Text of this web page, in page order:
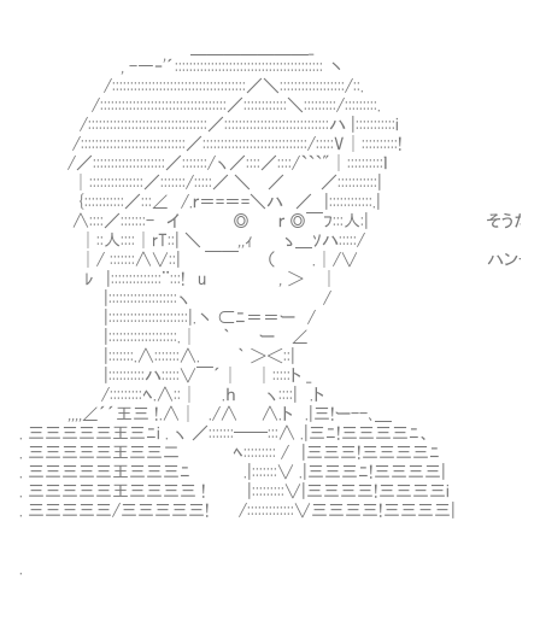
, -―‐'´::::::::::::::::::::::::::::::::::::::::: 丶
/:::::::::::::::::::::::::::::::::::::／＼::::::::::::::::::/::.
/:::::::::::::::::::::::::::::::::::／::::::::::::＼:::::::::/:::::::::.
/:::::::::::::::::::::::::::::::::／:::::::::::::::::::::::::::::ハ |:::::::::::i
/:::::::::::::::::::::::::::::／:::::::::::::::::::::::::::::/:::::V│::::::::::!
/／::::::::::::::::::::／:::::::/ヽ／::::／::::/```"│::::::::::ｌ
│:::::::::::::::／:::::::/:::::／ ＼ ／ ／:::::::::::|
{:::::::::::／:::∠ /.ｒ＝=＝=＼ハ ／ |::::::::::::.|
∧::::／:::::::- イ ◎ ｒ ◎￣ﾌ:::人:| そうだな、質の悪
│::人::::│rT::| ＼ ,,ｨ ゝ＿ｿハ:::::/
│/ :::::::∧∨::| ￣￣ （ .│/∨ ハンチョウの言って
ﾚ |::::::::::::::¨:::! u , ＞ │
|:::::::::::::::::::ヽ /
|::::::::::::::::::::::|.丶 ⊂ﾆ＝＝ー /
|:::::::::::::::::::.│ ｀ ー ∠
|:::::::.∧:::::::∧. ｀ ＞＜::|
|::::::::::ハ:::::∨￣´│ │:::::ト _
/:::::::::ﾍ.∧::│ .ｈ ヽ::::| .ト
,,,,∠´´王三 !.∧│ ./∧ ∧.ト .|三!ー--､＿
. 三三三三三王三ﾆi . ヽ ／:::::::──:::∧ .|三ﾆ!三三三三ﾆ、
. 三三三三三王三三二 ﾍ::::::::: / |三三三!三三三三ﾆ
. 三三三三三王三三三ﾆ .|:::::::∨ .|三三三ﾆ!三三三三|
. 三三三三三王三三三三 ! |:::::::::∨|三三三三!三三三三i
. 三三三三三/三三三三三! /:::::::::::::∨三三三三!三三三三|